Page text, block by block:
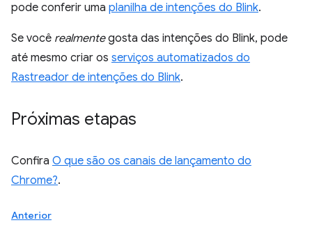
pode conferir uma planilha de intenções do Blink.
Se você realmentegosta das intenções do Blink, pode
até mesmo criar os serviços automatizados do
Rastreador de intenções do Blink.
Próximas etapas
Confira O que são os canais de lançamento do
Chrome?.
Anterior